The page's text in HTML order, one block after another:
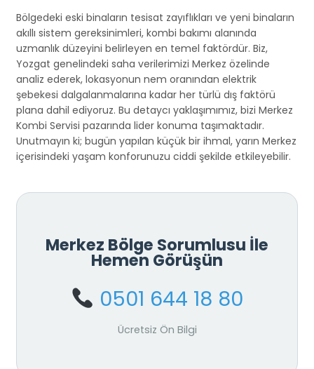
Bölgedeki eski binaların tesisat zayıflıkları ve yeni binaların
akıllı sistem gereksinimleri, kombi bakımı alanında
uzmanlık düzeyini belirleyen en temel faktördür. Biz,
Yozgat genelindeki saha verilerimizi Merkez özelinde
analiz ederek, lokasyonun nem oranından elektrik
şebekesi dalgalanmalarına kadar her türlü dış faktörü
plana dahil ediyoruz. Bu detaycı yaklaşımımız, bizi Merkez
Kombi Servisi pazarında lider konuma taşımaktadır.
Unutmayın ki; bugün yapılan küçük bir ihmal, yarın Merkez
içerisindeki yaşam konforunuzu ciddi şekilde etkileyebilir.
Merkez Bölge Sorumlusu İle
Hemen Görüşün
0501 644 18 80
Ücretsiz Ön Bilgi